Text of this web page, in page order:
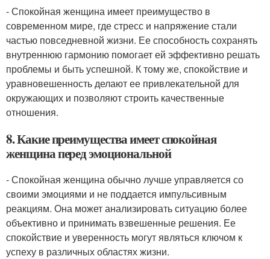
- Спокойная женщина имеет преимущество в
современном мире, где стресс и напряжение стали
частью повседневной жизни. Ее способность сохранять
внутреннюю гармонию помогает ей эффективно решать
проблемы и быть успешной. К тому же, спокойствие и
уравновешенность делают ее привлекательной для
окружающих и позволяют строить качественные
отношения.
8. Какие преимущества имеет спокойная
женщина перед эмоциональной
- Спокойная женщина обычно лучше управляется со
своими эмоциями и не поддается импульсивным
реакциям. Она может анализировать ситуацию более
объективно и принимать взвешенные решения. Ее
спокойствие и уверенность могут являться ключом к
успеху в различных областях жизни.